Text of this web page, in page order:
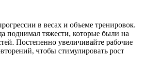
в весах и объеме тренировок.
поднимал тяжести, которые были на
Постепенно увеличивайте рабочие
чтобы стимулировать рост